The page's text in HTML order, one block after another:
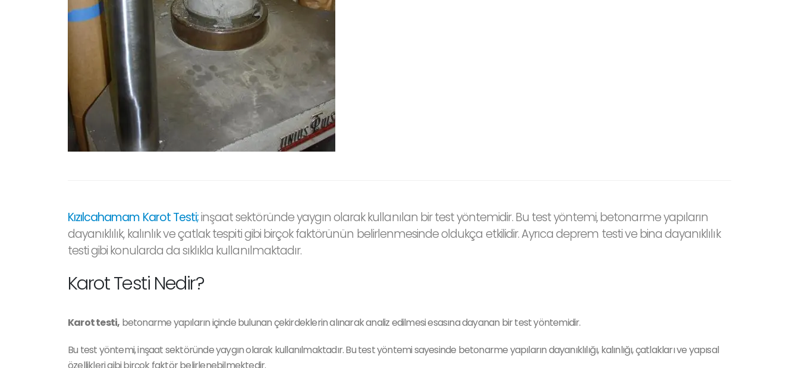
Kızılcahamam Karot Testi;inşaat sektöründe yaygın olarak kullanılan bir test yöntemidir. Bu test yöntemi, betonarme yapıların
dayanıklılık, kalınlık ve çatlak tespiti gibi birçok faktörünün belirlenmesinde oldukça etkilidir. Ayrıca deprem testi ve bina dayanıklılık
testi gibi konularda da sıklıkla kullanılmaktadır.
Karot Testi Nedir?
Karot testi, betonarme yapıların içinde bulunan çekirdeklerin alınarak analiz edilmesi esasına dayanan bir test yöntemidir.
Bu test yöntemi, inşaat sektöründe yaygın olarak kullanılmaktadır. Bu test yöntemi sayesinde betonarme yapıların dayanıklılığı, kalınlığı, çatlakları ve yapısal